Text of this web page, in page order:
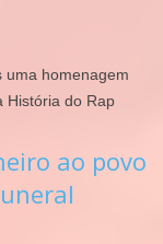
uma homenagem
História do Rap
ao povo